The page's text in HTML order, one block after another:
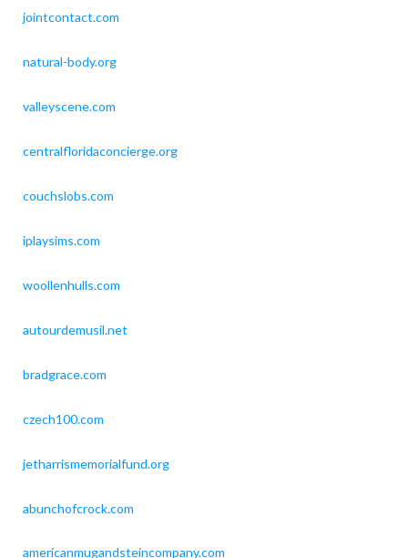
jointcontact.com
natural-body.org
valleyscene.com
centralfloridaconcierge.org
couchslobs.com
iplaysims.com
woollenhulls.com
autourdemusil.net
bradgrace.com
czech100.com
jetharrismemorialfund.org
abunchofcrock.com
americanmugandsteincompany.com